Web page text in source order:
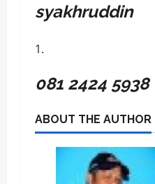
syakhruddin
081 2424 5938
ABOUT THE AUTHOR